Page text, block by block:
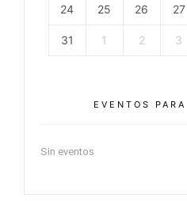
24 25 26 27
31 1 2 3
EVENTOS PARA
Sin eventos